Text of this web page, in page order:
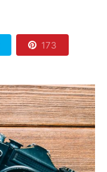
173